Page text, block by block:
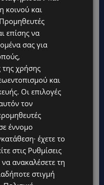
κοινού και
Προμηθευτές
επίσης να
σας για
χρήσης
και
Οι επιλογές
τον
έννομο
έχετε το
στις Ρυθμίσεις
ανακαλέσετε τη
στιγμή